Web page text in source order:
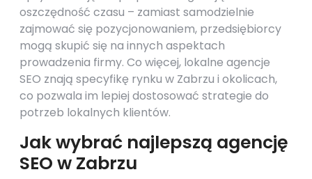
oszczędność czasu – zamiast samodzielnie
zajmować się pozycjonowaniem, przedsiębiorcy
mogą skupić się na innych aspektach
prowadzenia firmy. Co więcej, lokalne agencje
SEO znają specyfikę rynku w Zabrzu i okolicach,
co pozwala im lepiej dostosować strategie do
potrzeb lokalnych klientów.
Jak wybrać najlepszą agencję
SEO w Zabrzu